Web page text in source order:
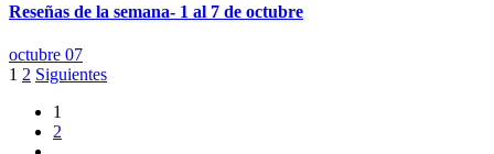
Reseñas de la semana- 1 al 7 de octubre
octubre 07
Paginación
entradas
1 2 Siguientes
1
2